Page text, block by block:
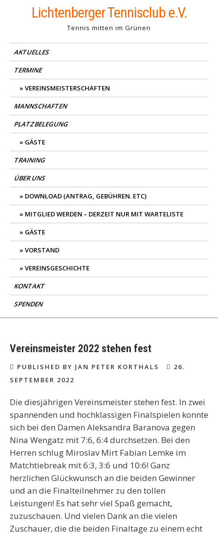
Lichtenberger Tennisclub e.V.
Tennis mitten im Grünen
AKTUELLES
TERMINE
VEREINSMEISTERSCHAFTEN
MANNSCHAFTEN
PLATZBELEGUNG
GÄSTE
TRAINING
ÜBER UNS
DOWNLOAD (ANTRAG, GEBÜHREN. ETC)
MITGLIED WERDEN – DERZEIT NUR MIT WARTELISTE
GÄSTE
VORSTAND
VEREINSGESCHICHTE
KONTAKT
SPENDEN
Vereinsmeister 2022 stehen fest
PUBLISHED BY JAN PETER KORTHALS
26.
SEPTEMBER 2022
Die diesjährigen Vereinsmeister stehen fest. In zwei
spannenden und hochklassigen Finalspielen konnte
sich bei den Damen Aleksandra Baranova gegen
Nina Wengatz mit 7:6, 6:4 durchsetzen. Bei den
Herren schlug Miroslav Mirt Fabian Lemke im
Matchtiebreak mit 6:3, 3:6 und 10:6! Ganz
herzlichen Glückwunsch an die beiden Gewinner
und an die Finalteilnehmer zu den tollen
Leistungen! Es hat sehr viel Spaß gemacht,
zuzuschauen. Und vielen Dank an die vielen
Zuschauer, die die beiden Finaltage zu einem echt